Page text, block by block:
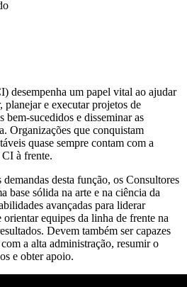
desempenha um papel vital ao ajudar
planejar e executar projetos de
bem-sucedidos e disseminar as
Organizações que conquistam
​​quase sempre contam com a
à frente.
desta função, os Consultores
base sólida na arte e na ciência da
avançadas para liderar
orientar equipes da linha de frente na
Devem também ser capazes
a alta administração, resumir o
e obter apoio.